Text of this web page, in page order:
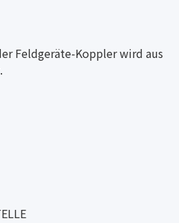
Feldgeräte-Koppler wird aus